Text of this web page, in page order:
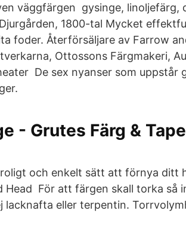
väggfärgen gysinge, linoljefärg,
1800-tal Mycket
foder. Återförsäljare av Farrow
Ottossons Färgmakeri,
De sex nyanser som uppstår
- Grutes Färg &
och enkelt sätt att förnya ditt
För att färgen skall torka så
lacknafta eller terpentin.